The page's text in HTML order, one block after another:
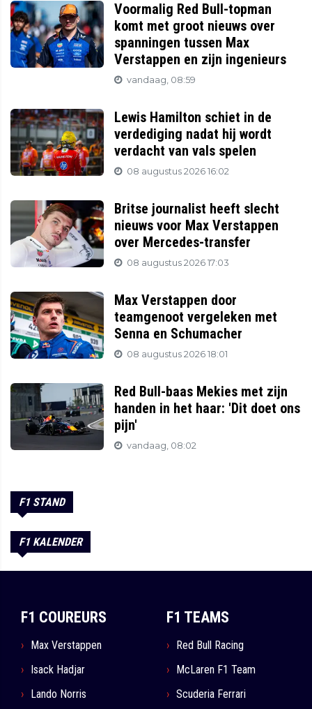
Voormalig Red Bull-topman
komt met groot nieuws over
spanningen tussen Max
Verstappen en zijn ingenieurs
vandaag, 08:59
Lewis Hamilton schiet in de
verdediging nadat hij wordt
verdacht van vals spelen
08 augustus 2026 16:02
Britse journalist heeft slecht
nieuws voor Max Verstappen
over Mercedes-transfer
08 augustus 2026 17:03
Max Verstappen door
teamgenoot vergeleken met
Senna en Schumacher
08 augustus 2026 18:01
Red Bull-baas Mekies met zijn
handen in het haar: 'Dit doet ons
pijn'
vandaag, 08:02
F1 STAND
F1 KALENDER
F1 COUREURS
Max Verstappen
Isack Hadjar
Lando Norris
F1 TEAMS
Red Bull Racing
McLaren F1 Team
Scuderia Ferrari